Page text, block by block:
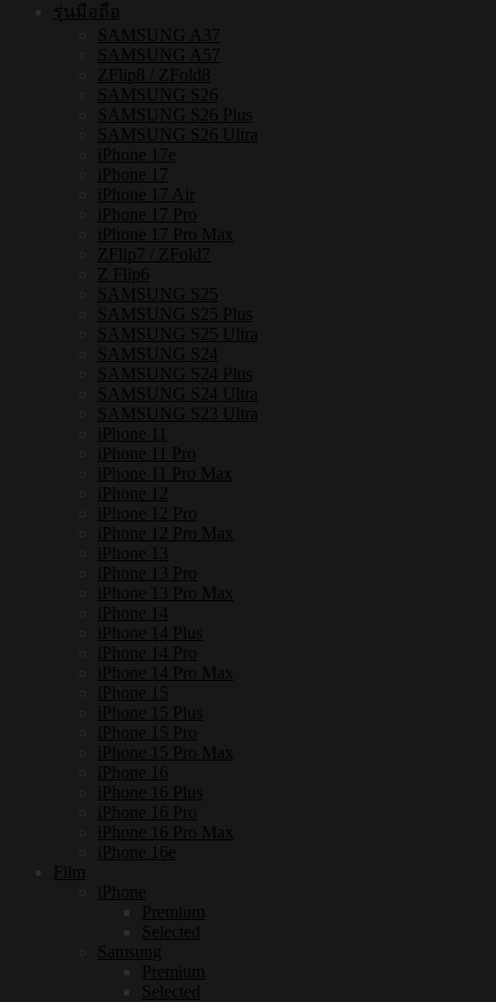
S180
รุ่นมือถือ
SAMSUNG A37
SAMSUNG A57
ZFlip8 / ZFold8
SAMSUNG S26
SAMSUNG S26 Plus
SAMSUNG S26 Ultra
iPhone 17e
iPhone 17
iPhone 17 Air
iPhone 17 Pro
iPhone 17 Pro Max
ZFlip7 / ZFold7
Z Flip6
SAMSUNG S25
SAMSUNG S25 Plus
SAMSUNG S25 Ultra
SAMSUNG S24
SAMSUNG S24 Plus
SAMSUNG S24 Ultra
SAMSUNG S23 Ultra
iPhone 11
iPhone 11 Pro
iPhone 11 Pro Max
iPhone 12
iPhone 12 Pro
iPhone 12 Pro Max
iPhone 13
iPhone 13 Pro
iPhone 13 Pro Max
iPhone 14
iPhone 14 Plus
iPhone 14 Pro
iPhone 14 Pro Max
iPhone 15
iPhone 15 Plus
iPhone 15 Pro
iPhone 15 Pro Max
iPhone 16
iPhone 16 Plus
iPhone 16 Pro
iPhone 16 Pro Max
iPhone 16e
Film
iPhone
Premium
Selected
Samsung
Premium
Selected